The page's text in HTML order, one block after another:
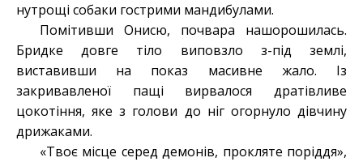
нутрощі собаки гострими мандибулами.
Помітивши Онисю, почвара нашорошилась.
Бридке довге тіло виповзло з-під землі,
виставивши на показ масивне жало. Із
закривавленої пащі вирвалося дратівливе
цокотіння, яке з голови до ніг огорнуло дівчину
дрижаками.
«Твоє місце серед демонів, прокляте поріддя»,